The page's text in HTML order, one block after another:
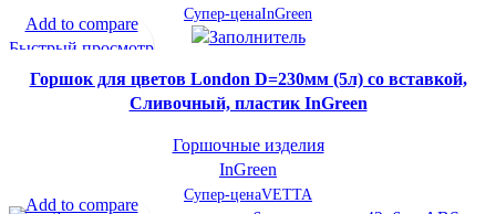
Супер-ценаInGreen
Add to compare
Быстрый просмотр
В желаемое
Горшок для цветов London D=230мм (5л) со вставкой,
Сливочный, пластик InGreen
Горшочные изделия
InGreen
Супер-ценаVETTA
Add to compare